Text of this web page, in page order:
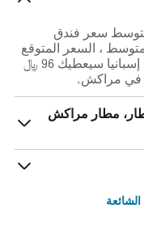
​​سعر فندق
، السعر المتوقع
هو 406 ﷼ في الليلة في مراكش. رياض إسبانيا سيعطيك 96 ﷼
مطار مراكش